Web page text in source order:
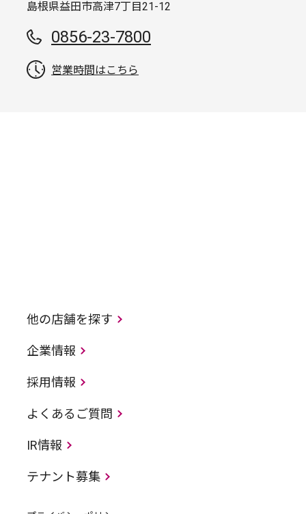
島根県益田市高津7丁目21-12
0856-23-7800
営業時間はこちら
他の店舗を探す
企業情報
採用情報
よくあるご質問
IR情報
テナント募集